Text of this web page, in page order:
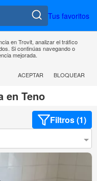
Tus favoritos
en Trovit, analizar el tráfico
Si continúas navegando o
mejorada.
ACEPTAR
BLOQUEAR
en Teno
Filtros (1)